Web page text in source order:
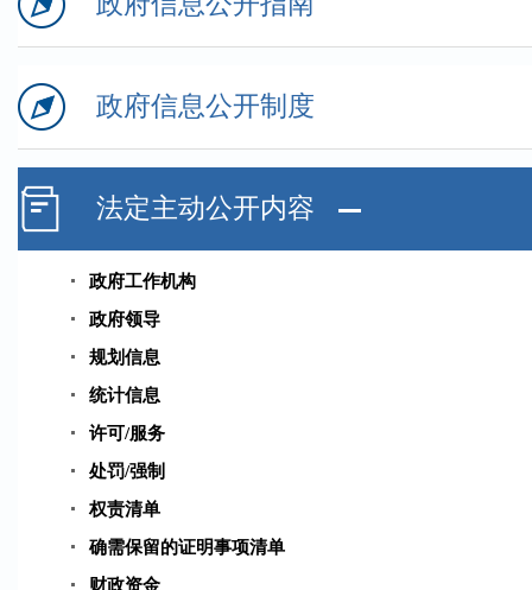
政府信息公开制度
法定主动公开内容
政府工作机构
政府领导
规划信息
统计信息
许可/服务
处罚/强制
权责清单
确需保留的证明事项清单
财政资金